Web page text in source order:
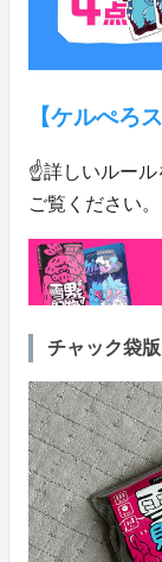
【ケルぺろ
☝️詳しいルール
ご覧ください。
チャック袋